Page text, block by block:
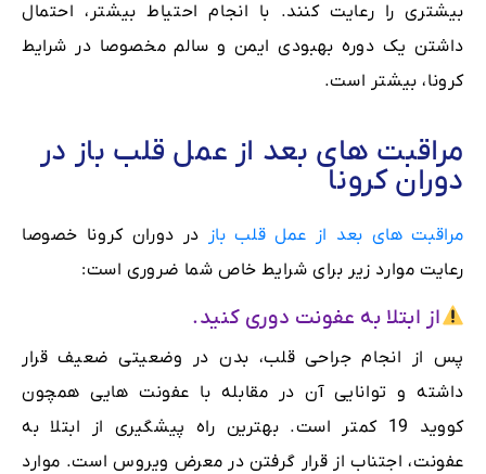
بیشتری را رعایت کنند. با انجام احتیاط بیشتر، احتمال
داشتن یک دوره بهبودی ایمن و سالم مخصوصا در شرایط
کرونا، بیشتر است.
مراقبت های بعد از عمل قلب باز در
دوران کرونا
مراقبت های بعد از عمل قلب باز در دوران کرونا خصوصا
رعایت موارد زیر برای شرایط خاص شما ضروری است:
از ابتلا به عفونت دوری کنید.
پس از انجام جراحی قلب، بدن در وضعیتی ضعیف قرار
داشته و توانایی آن در مقابله با عفونت هایی همچون
کووید 19 کمتر است. بهترین راه پیشگیری از ابتلا به
عفونت، اجتناب از قرار گرفتن در معرض ویروس است. موارد